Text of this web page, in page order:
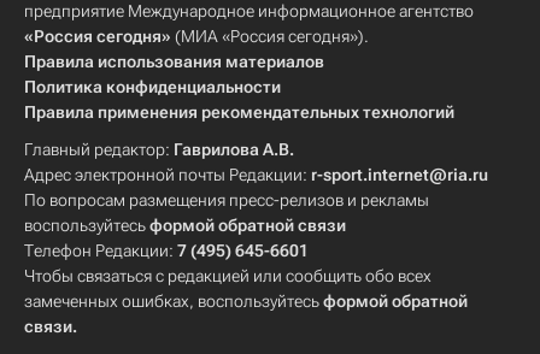
предприятие Международное информационное агентство
«Россия сегодня» (МИА «Россия сегодня»).
Правила использования материалов
Политика конфиденциальности
Правила применения рекомендательных технологий
Главный редактор: Гаврилова А.В.
Адрес электронной почты Редакции: r-sport.internet@ria.ru
По вопросам размещения пресс-релизов и рекламы
воспользуйтесьформой обратной связи
Телефон Редакции: 7 (495) 645-6601
Чтобы связаться с редакцией или сообщить обо всех
замеченных ошибках, воспользуйтесьформой обратной
связи.